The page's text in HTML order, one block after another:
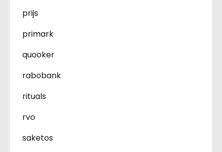
prijs
primark
quooker
rabobank
rituals
rvo
saketos